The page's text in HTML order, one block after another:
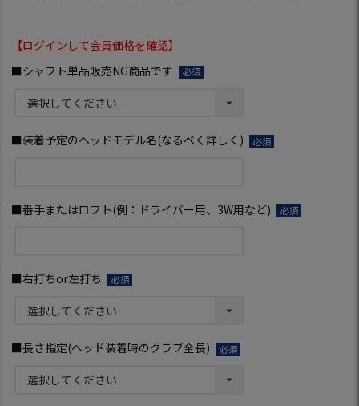
【ログインして会員価格を確認】
■シャフト単品販売NG商品です
■装着予定のヘッドモデル名(なるべく詳しく)
■番手またはロフト(例：ドライバー用、3W用など)
■右打ちor左打ち
須)
■長さ指定(ヘッド装着時のクラブ全長)
須)